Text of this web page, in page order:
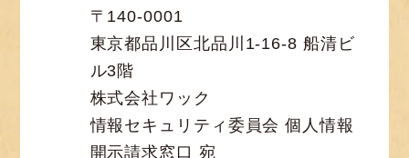
〒140-0001
東京都品川区北品川1-16-8 船清ビ
ル3階
株式会社ワック
情報セキュリティ委員会 個人情報
開示請求窓口 宛